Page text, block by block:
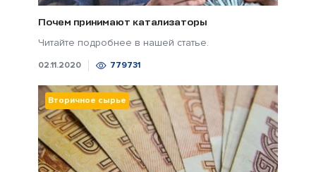
Почем принимают катализаторы
Читайте подробнее в нашей статье.
02.11.2020 779731
Вторичное сырье